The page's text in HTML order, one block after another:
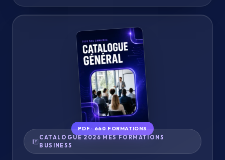
PDF · 660 FORMATIONS
CATALOGUE 2026 MES FORMATIONS
BUSINESS